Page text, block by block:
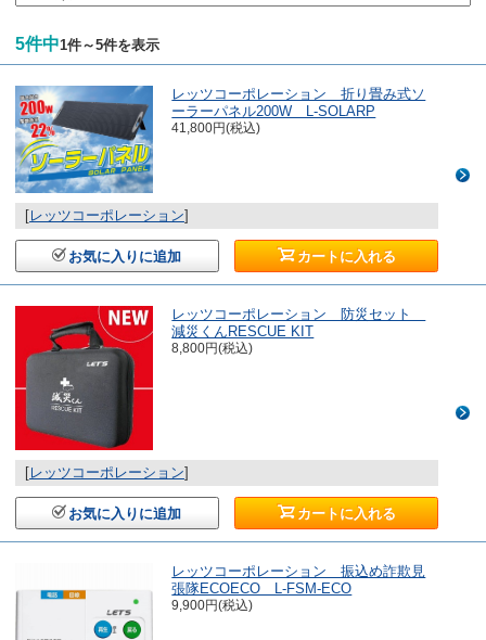
5件中1件～5件を表示
レッツコーポレーション 折り畳み式ソ
ーラーパネル200W L-SOLARP
41,800円(税込)
[レッツコーポレーション]
お気に入りに追加 カートに入れる
レッツコーポレーション 防災セット
減災くんRESCUE KIT
8,800円(税込)
[レッツコーポレーション]
お気に入りに追加 カートに入れる
レッツコーポレーション 振込め詐欺見
張隊ECOECO L-FSM-ECO
9,900円(税込)